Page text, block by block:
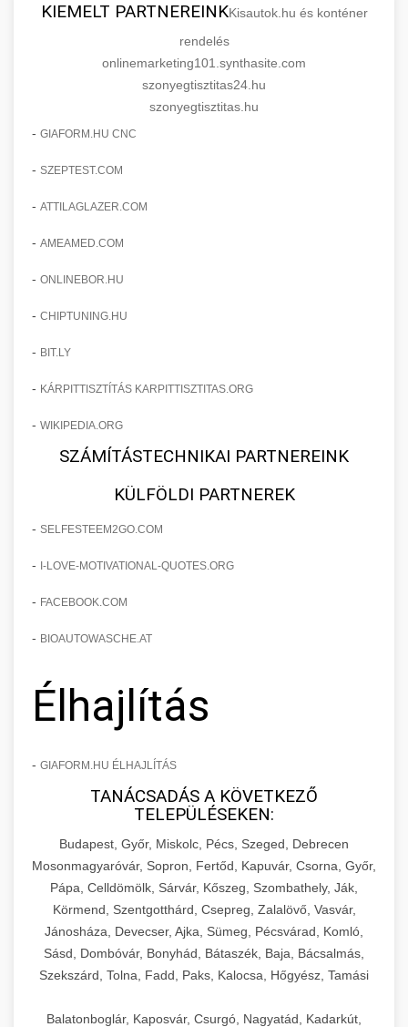
KIEMELT PARTNEREINKKisautok.hu és konténer
rendelés
onlinemarketing101.synthasite.com
szonyegtisztitas24.hu
szonyegtisztitas.hu
- GIAFORM.HU CNC
- SZEPTEST.COM
- ATTILAGLAZER.COM
- AMEAMED.COM
- ONLINEBOR.HU
- CHIPTUNING.HU
- BIT.LY
- KÁRPITTISZTÍTÁS KARPITTISZTITAS.ORG
- WIKIPEDIA.ORG
SZÁMÍTÁSTECHNIKAI PARTNEREINK
KÜLFÖLDI PARTNEREK
- SELFESTEEM2GO.COM
- I-LOVE-MOTIVATIONAL-QUOTES.ORG
- FACEBOOK.COM
- BIOAUTOWASCHE.AT
Élhajlítás
- GIAFORM.HU ÉLHAJLÍTÁS
TANÁCSADÁS A KÖVETKEZŐ
TELEPÜLÉSEKEN:
Budapest, Győr, Miskolc, Pécs, Szeged, Debrecen
Mosonmagyaróvár, Sopron, Fertőd, Kapuvár, Csorna, Győr,
Pápa, Celldömölk, Sárvár, Kőszeg, Szombathely, Ják,
Körmend, Szentgotthárd, Csepreg, Zalalövő, Vasvár,
Jánosháza, Devecser, Ajka, Sümeg, Pécsvárad, Komló,
Sásd, Dombóvár, Bonyhád, Bátaszék, Baja, Bácsalmás,
Szekszárd, Tolna, Fadd, Paks, Kalocsa, Hőgyész, Tamási
Balatonboglár, Kaposvár, Csurgó, Nagyatád, Kadarkút,